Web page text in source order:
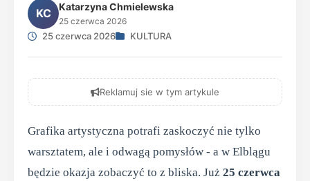
KC Katarzyna Chmielewska
25 czerwca 2026
25 czerwca 2026 KULTURA
Reklamuj sie w tym artykule
Grafika artystyczna potrafi zaskoczyć nie tylko
warsztatem, ale i odwagą pomysłów - a w Elblągu
będzie okazja zobaczyć to z bliska. Już 25 czerwca